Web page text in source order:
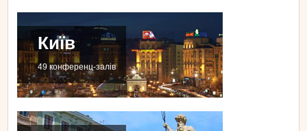
Київ
49 конференц-залів